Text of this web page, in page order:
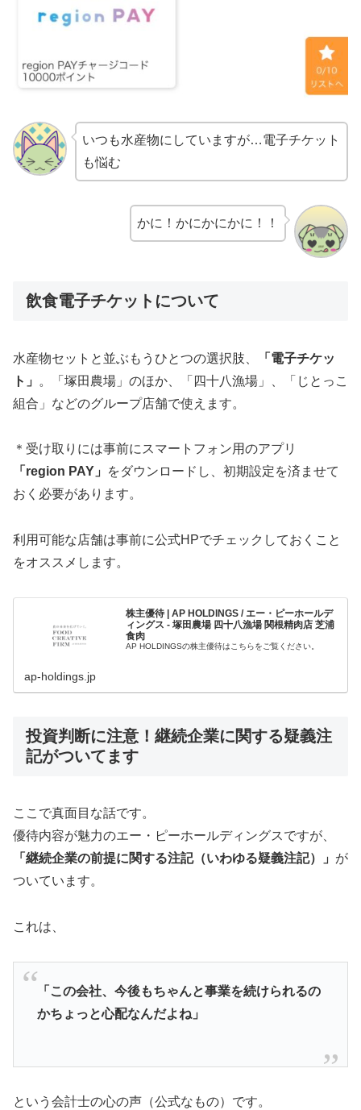
いつも水産物にしていますが…電子チケット
も悩む
かに！かにかにかに！！
飲食電子チケットについて
水産物セットと並ぶもうひとつの選択肢、
「電子チケッ
ト」
。「塚田農場」のほか、「四十八漁場」、「じとっこ
組合」などのグループ店舗で使えます。
＊受け取りには事前にスマートフォン用のアプリ
「region PAY」
をダウンロードし、初期設定を済ませて
おく必要があります。
利用可能な店舗は事前に公式HPでチェックしておくこと
をオススメします。
株主優待 | AP HOLDINGS / エー・ピーホールデ
ィングス - 塚田農場 四十八漁場 関根精肉店 芝浦
食肉
AP HOLDINGSの株主優待はこちらをご覧ください。
ap-holdings.jp
投資判断に注意！継続企業に関する疑義注
記がついてます
ここで真面目な話です。
優待内容が魅力のエー・ピーホールディングスですが、
「継続企業の前提に関する注記（いわゆる疑義注記）」 が
ついています。
これは、
「この会社、今後もちゃんと事業を続けられるの
かちょっと心配なんだよね」
という会計士の心の声（公式なもの）です。